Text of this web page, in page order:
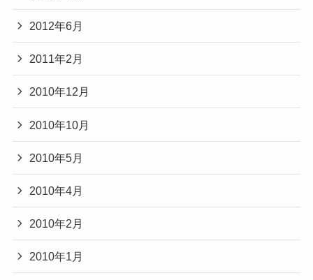
2012年6月
2011年2月
2010年12月
2010年10月
2010年5月
2010年4月
2010年2月
2010年1月